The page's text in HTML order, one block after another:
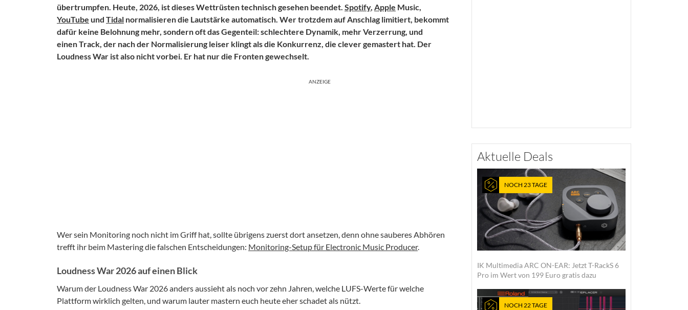
übertrumpfen. Heute, 2026, ist dieses Wettrüsten technisch gesehen beendet. Spotify, Apple Music,
YouTube und Tidal normalisieren die Lautstärke automatisch. Wer trotzdem auf Anschlag limitiert, bekommt
dafür keine Belohnung mehr, sondern oft das Gegenteil: schlechtere Dynamik, mehr Verzerrung, und
einen Track, der nach der Normalisierung leiser klingt als die Konkurrenz, die clever gemastert hat. Der
Loudness War ist also nicht vorbei. Er hat nur die Fronten gewechselt.
ANZEIGE
Wer sein Monitoring noch nicht im Griff hat, sollte übrigens zuerst dort ansetzen, denn ohne sauberes Abhören
trefft ihr beim Mastering die falschen Entscheidungen: Monitoring-Setup für Electronic Music Producer.
Loudness War 2026 auf einen Blick
Warum der Loudness War 2026 anders aussieht als noch vor zehn Jahren, welche LUFS-Werte für welche
Plattform wirklich gelten, und warum lauter mastern euch heute eher schadet als nützt.
Aktuelle Deals
NOCH 23 TAGE
IK Multimedia ARC ON-EAR: Jetzt T-RackS 6
Pro im Wert von 199 Euro gratis dazu
NOCH 22 TAGE